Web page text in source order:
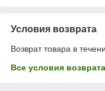
Условия возврата
Возврат товара в
Все условия возврата